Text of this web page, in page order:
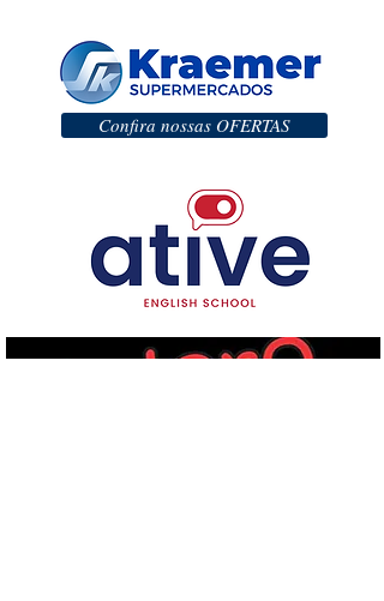
Confira nossas OFERTAS